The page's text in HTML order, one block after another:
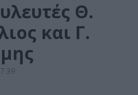
Θ.
και Γ.